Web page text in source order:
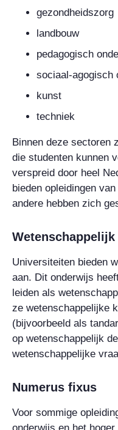
gezondheidszorg
landbouw
pedagogisch
sociaal-agogisch
kunst
techniek
Binnen deze sectoren
die studenten kunnen
verspreid door heel
bieden opleidingen
andere hebben zich
Universiteiten bieden
aan. Dit onderwijs
leiden als
ze wetenschappelijke
(bijvoorbeeld als
op wetenschappelijk
wetenschappelijke
Numerus fixus
Voor sommige